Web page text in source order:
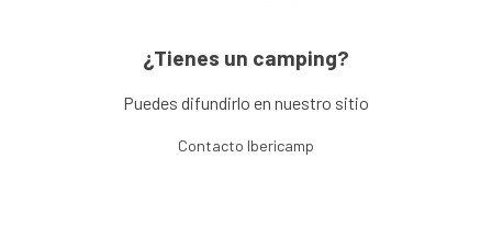
¿Tienes un camping?
Puedes difundirlo en nuestro sitio
Contacto Ibericamp